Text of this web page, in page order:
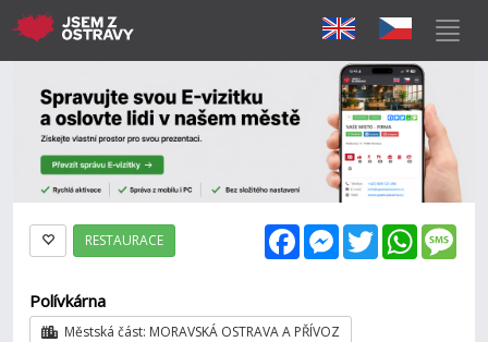
FacebookMessenger
Twitter
RESTAURACE
Polívkárna
Městská část: MORAVSKÁ OSTRAVA A PŘÍVOZ